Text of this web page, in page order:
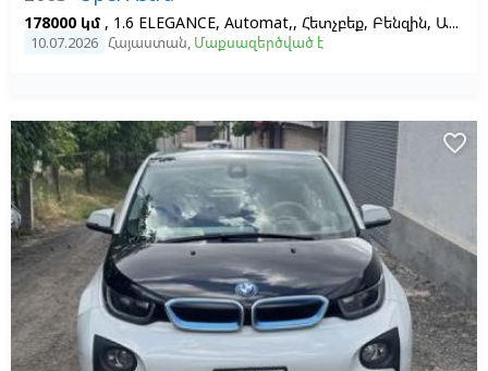
178000 կմ , 1.6 ELEGANCE, Automat,, Հետչբեք, Բենզին, Ավտոմատ, Ձախ,
10.07.2026 Հայաստան, Մաքսազերծված է
favorite_border